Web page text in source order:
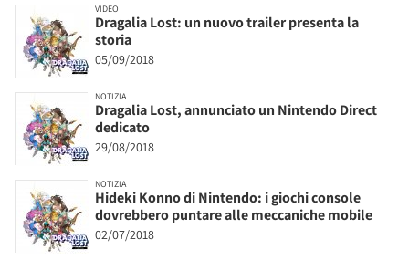
VIDEO
Dragalia Lost: un nuovo trailer presenta la
storia
05/09/2018
NOTIZIA
Dragalia Lost, annunciato un Nintendo Direct
dedicato
29/08/2018
NOTIZIA
Hideki Konno di Nintendo: i giochi console
dovrebbero puntare alle meccaniche mobile
02/07/2018